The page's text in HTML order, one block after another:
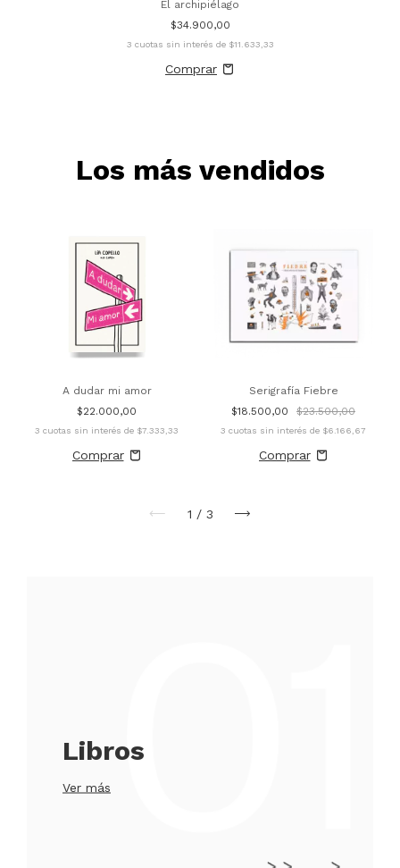
El archipiélago
$34.900,00
3 cuotas sin interés de $11.633,33
Los más vendidos
A dudar mi amor
$22.000,00
3 cuotas sin interés de $7.333,33
Serigrafía Fiebre
$18.500,00
$23.500,00
3 cuotas sin interés de $6.166,67
1 / 3
Libros
Ver más